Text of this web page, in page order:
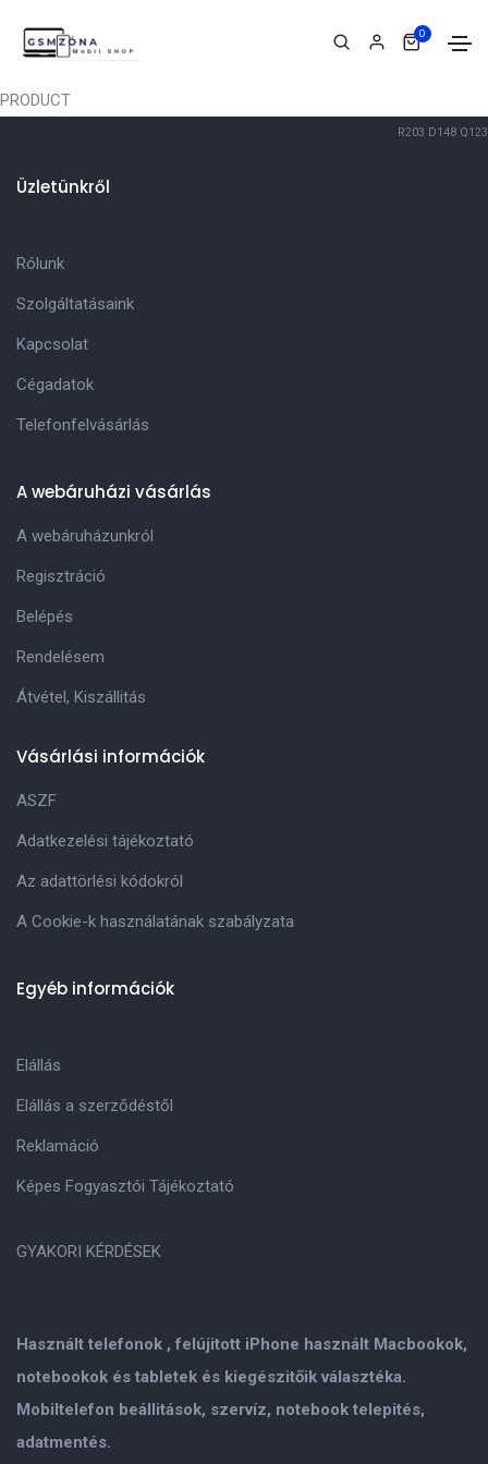
0
PRODUCT
R203 D148 Q123
Használt telefonok , felújitott iPhone használt Macbookok,
notebookok és tabletek és kiegészitőik választéka.
Mobiltelefon beállitások, szervíz, notebook telepités,
adatmentés.
Üzletünkről
Rólunk
Szolgáltatásaink
Kapcsolat
Cégadatok
Telefonfelvásárlás
A webáruházi vásárlás
A webáruházunkról
Regisztráció
Belépés
Rendelésem
Átvétel, Kiszállitás
Vásárlási információk
ASZF
Adatkezelési tájékoztató
Az adattörlési kódokról
A Cookie-k használatának szabályzata
Egyéb információk
Elállás
Elállás a szerződéstől
Reklamáció
Képes Fogyasztói Tájékoztató
GYAKORI KÉRDÉSEK